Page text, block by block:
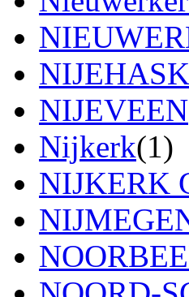
NIJEVEEN
Nijkerk(1)
NIJKERK